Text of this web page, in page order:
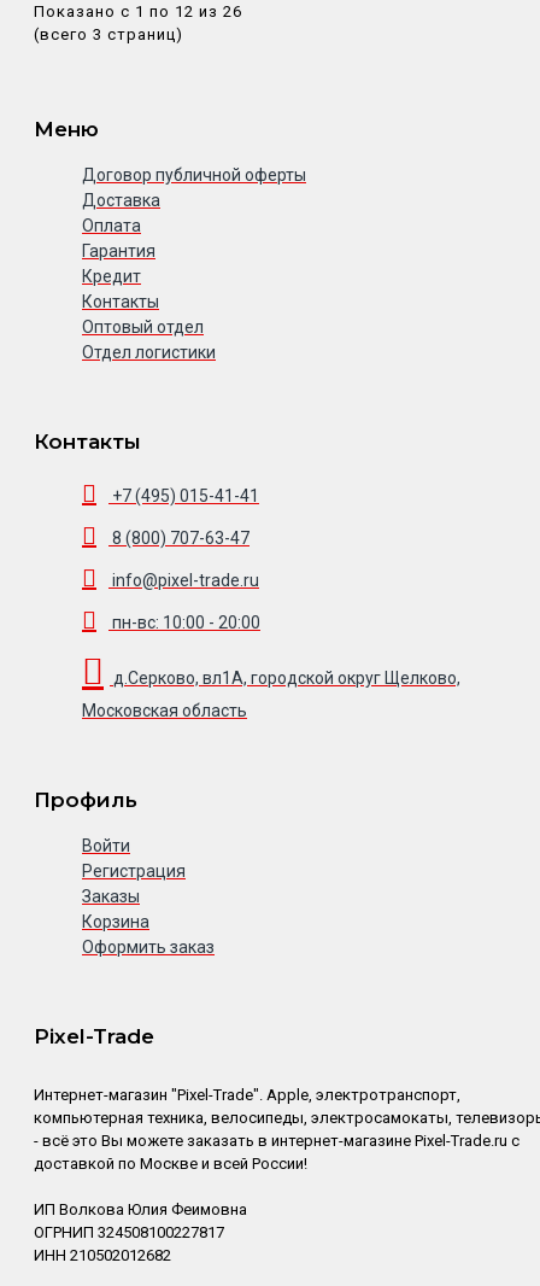
Показано с 1 по 12 из 26
(всего 3 страниц)
Меню
Договор публичной оферты
Доставка
Оплата
Гарантия
Кредит
Контакты
Оптовый отдел
Отдел логистики
Контакты
+7 (495) 015-41-41
8 (800) 707-63-47
info@pixel-trade.ru
пн-вс: 10:00 - 20:00
д.Серково, вл1А, городской округ Щелково,
Московская область
Профиль
Войти
Регистрация
Заказы
Корзина
Оформить заказ
Pixel-Trade
Интернет-магазин "Pixel-Trade". Apple, электротранспорт,
компьютерная техника, велосипеды, электросамокаты,
- всё это Вы можете заказать в интернет-магазине Pixel-Trade.ru с
доставкой по Москве и всей России!
ИП Волкова Юлия Феимовна
ОГРНИП 324508100227817
ИНН 210502012682